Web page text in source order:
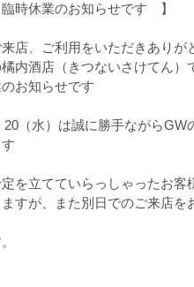
時休業のお知らせです 】
店、ご利用をいただきありが
内酒店（きつないさけてん）
お知らせです
20（水）は誠に勝手ながらGW
を立てていらっしゃったお客
すが、また別日でのご来店を